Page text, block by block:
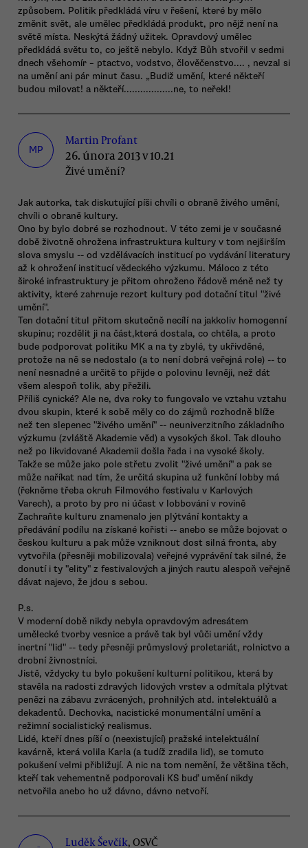
způsobem. Politik předkládá víru v řešení, které by mělo
změnit svět, ale umělec předkládá produkt, pro nějž není na
světě místa. Neskýtá žádný užitek. Opravdový umělec
předkládá světu to, co ještě nebylo. Když Bůh stvořil v sedmi
dnech všehomír – ptactvo, vodstvo, člověčenstvo.... , nevzal si
na umění ani pár minut času. „Budiž umění, které někteří
budou milovat! a někteří..................ne, to neřekl!
MP
Martin Profant
26. února 2013 v 10.21
Živé umění?
Jak autorka, tak diskutující píši chvíli o obraně živého umění,
chvíli o obraně kultury.
Ono by bylo dobré se rozhodnout. V této zemi je v současné
době životně ohrožena infrastruktura kultury v tom nejširším
slova smyslu -- od vzdělávacích institucí po vydávání literatury
až k ohrožení institucí vědeckého výzkumu. Máloco z této
široké infrastruktury je přitom ohroženo řádově méně než ty
aktivity, které zahrnuje rezort kultury pod dotační titul "živé
umění".
Ten dotační titul přitom skutečně necílí na jakkoliv homogenní
skupinu; rozdělit ji na část,která dostala, co chtěla, a proto
bude podporovat politiku MK a na ty zbylé, ty ukřivděné,
protože na ně se nedostalo (a to není dobrá veřejná role) -- to
není nesnadné a určitě to přijde o polovinu levněji, než dát
všem alespoň tolik, aby přežili.
Příliš cynické? Ale ne, dva roky to fungovalo ve vztahu vztahu
dvou skupin, které k sobě měly co do zájmů rozhodně blíže
než ten slepenec "živého umění" -- neuniverzitního základního
výzkumu (zvláště Akademie věd) a vysokých škol. Tak dlouho
než po likvidované Akademii došla řada i na vysoké školy.
Takže se může jako pole střetu zvolit "živé umění" a pak se
může naříkat nad tím, že určitá skupina už funkční lobby má
(řekněme třeba okruh Filmového festivalu v Karlových
Varech), a proto by pro ni účast v lobbování v rovině
Zachraňte kulturu znamenalo jen plýtvání kontakty a
předávání podílu na získané kořisti -- anebo se může bojovat o
českou kulturu a pak může vzniknout dost silná fronta, aby
vytvořila (přesněji mobilizovala) veřejné vyprávění tak silné, že
donutí i ty "elity" z festivalových a jiných rautu alespoň veřejně
dávat najevo, že jdou s sebou.
P.s.
V moderní době nikdy nebyla opravdovým adresátem
umělecké tvorby vesnice a právě tak byl vůči umění vždy
inertní "lid" -- tedy přesněji průmyslový proletariát, rolnictvo a
drobní živnostníci.
Jistě, vždycky tu bylo pokušení kulturní politikou, která by
stavěla na radosti zdravých lidových vrstev a odmítala plýtvat
penězi na zábavu zvrácených, prohnilých atd. intelektuálů a
dekadentů. Dechovka, nacistické monumentální umění a
režimní socialistický realismus.
Lidé, kteří dnes píší o (neexistující) pražské intelektuální
kavárně, která volila Karla (a tudíž zradila lid), se tomuto
pokušení velmi přibližují. A nic na tom nemění, že většina těch,
kteří tak vehementně podporovali KS buď umění nikdy
netvořila anebo ho už dávno, dávno netvoří.
Luděk Ševčík, OSVČ